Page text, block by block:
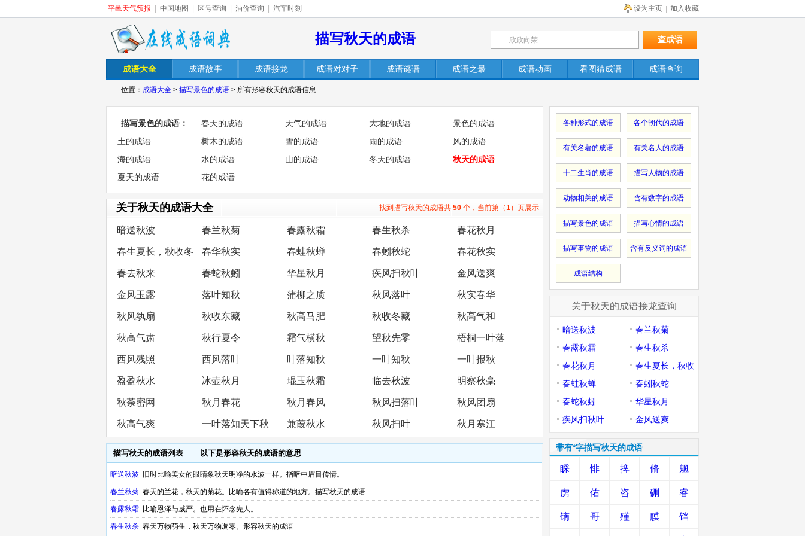
平邑天气预报 中国地图 区号查询 油价查询 汽车时刻 加入收藏
设为主页
描写秋天的成语
成语大全 成语故事 成语接龙 成语对对子 成语谜语 成语之最 成语动画 看图猜成语 成语查询
位置： 成语大全 > 描写景色的成语 > 所有形容秋天的成语信息
描写景色的成语 ： 春天的成语 天气的成语 大地的成语
景色的成语
土的成语
树木的成语 雪的成语 雨的成语
风的成语
海的成语
水的成语 山的成语 冬天的成语
秋天的成语
夏天的成语
花的成语
找到描写秋天的成语共 50 个，当前第（1）页展示
关于秋天的成语大全
暗送秋波 春兰秋菊 春露秋霜 春生秋杀 春花秋月
春生夏长，秋收冬
藏
春华秋实 春蛙秋蝉 春蚓秋蛇 春花秋实
春去秋来 春蛇秋蚓 华星秋月 疾风扫秋叶 金风送爽
金风玉露 落叶知秋 蒲柳之质 秋风落叶 秋实春华
秋风纨扇 秋收东藏 秋高马肥 秋收冬藏 秋高气和
秋高气肃 秋行夏令 霜气横秋 望秋先零 梧桐一叶落
西风残照 西风落叶 叶落知秋 一叶知秋 一叶报秋
盈盈秋水 冰壶秋月 琨玉秋霜 临去秋波 明察秋毫
秋荼密网 秋月春花 秋月春风 秋风扫落叶 秋风团扇
秋高气爽 一叶落知天下秋 兼葭秋水 秋风扫叶 秋月寒江
描写秋天的成语列表 以下是形容秋天的成语的意思
暗送秋波 旧时比喻美女的眼睛象秋天明净的水波一样。指暗中眉目传情。
春兰秋菊 春天的兰花，秋天的菊花。比喻各有值得称道的地方。描写秋天的成语
春露秋霜 比喻恩泽与威严。也用在怀念先人。
春生秋杀 春天万物萌生，秋天万物凋零。形容秋天的成语
各种形式的成语 各个朝代的成语
有关名著的成语 有关名人的成语
十二生肖的成语 描写人物的成语
动物相关的成语 含有数字的成语
描写景色的成语 描写心情的成语
描写事物的成语 含有反义词的成语
成语结构
关于秋天的成语接龙查询
暗送秋波
春兰秋菊
春露秋霜
春生秋杀
春花秋月
春生夏长，秋收
冬藏
春蛙秋蝉
春蚓秋蛇
春蛇秋蚓
华星秋月
疾风扫秋叶
金风送爽
带有*字描写秋天的成语
睬 悱 捭 脩 魍
虏 佑 咨 硎 睿
镝 哥 殣 膜 铛